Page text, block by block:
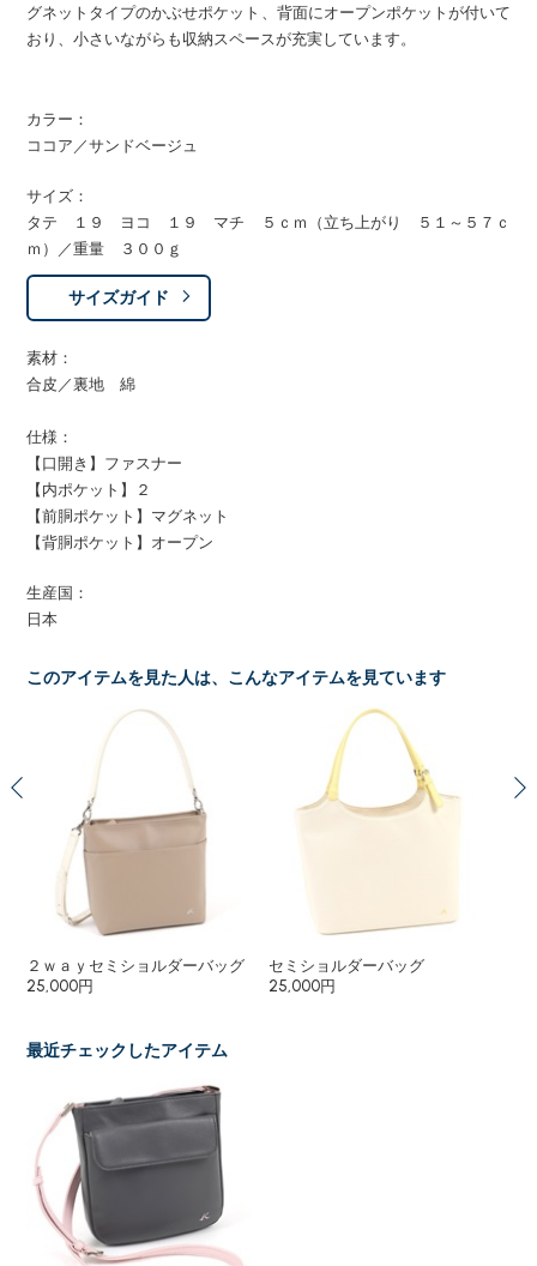
グネットタイプのかぶせポケット、背面にオープンポケットが付いて
おり、小さいながらも収納スペースが充実しています。
カラー：
ココア／サンドベージュ
サイズ：
タテ １９ ヨコ １９ マチ ５ｃｍ（立ち上がり ５１～５７ｃ
ｍ）／重量 ３００ｇ
サイズガイド
素材：
合皮／裏地 綿
仕様：
【口開き】ファスナー
【内ポケット】２
【前胴ポケット】マグネット
【背胴ポケット】オープン
生産国：
日本
このアイテムを見た人は、こんなアイテムを見ています
２ｗａｙセミショルダーバッグ
25,000円
セミショルダーバッグ
25,000円
最近チェックしたアイテム